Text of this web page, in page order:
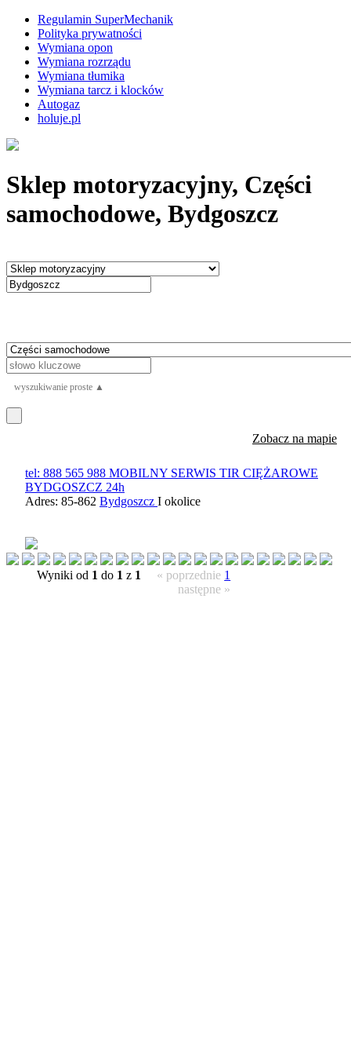
Regulamin SuperMechanik
Polityka prywatności
Wymiana opon
Wymiana rozrządu
Wymiana tłumika
Wymiana tarcz i klocków
Autogaz
holuje.pl
Sklep motoryzacyjny, Części
samochodowe, Bydgoszcz
wyszukiwanie proste ▲
Zobacz na mapie
tel: 888 565 988 MOBILNY SERWIS TIR CIĘŻAROWE
BYDGOSZCZ 24h
Adres: 85-862 Bydgoszcz I okolice
Wyniki od 1 do 1 z 1 « poprzednie 1
następne »